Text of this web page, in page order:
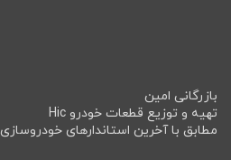
بازرگانی امین
تهیه و توزیع قطعات خودرو Hic
مطابق با آخرین استاندارهای خودروسازی